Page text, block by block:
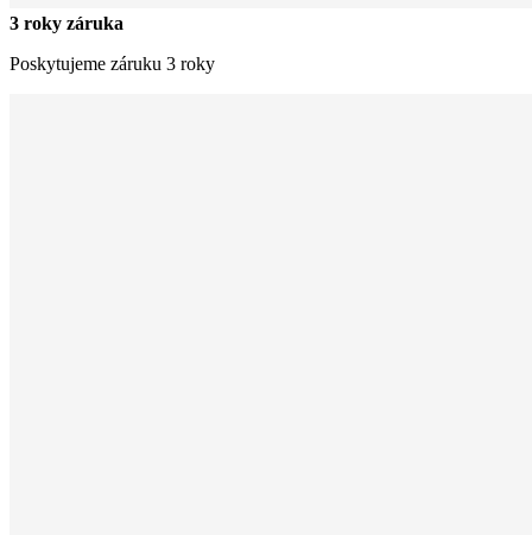
3 roky záruka
Poskytujeme záruku 3 roky